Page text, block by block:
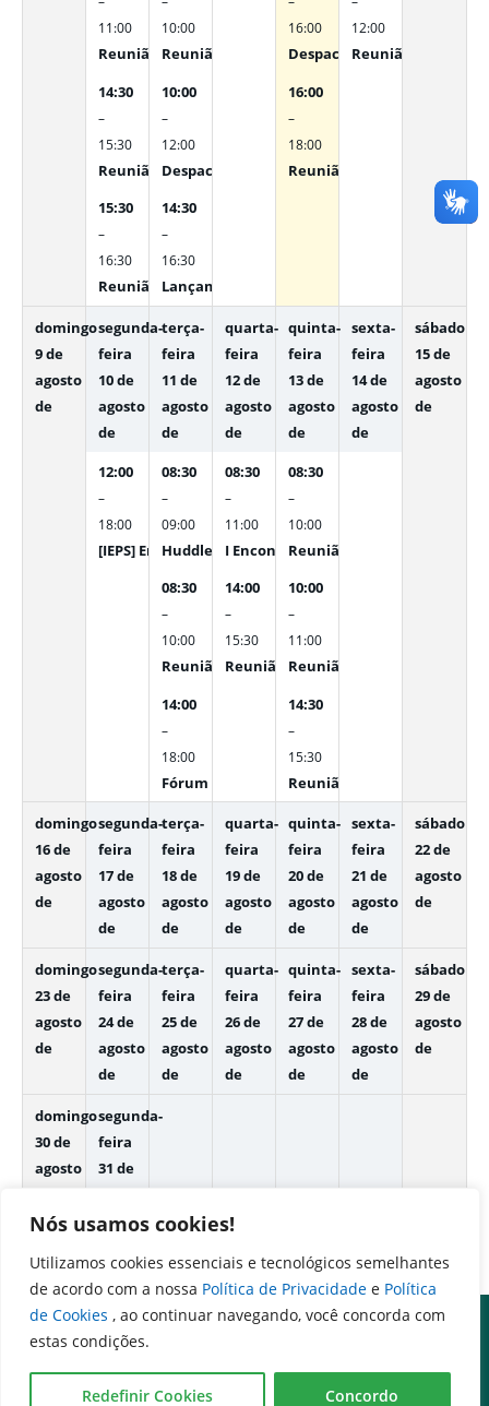
Nós usamos cookies!
Utilizamos cookies essenciais e tecnológicos semelhantes
de acordo com a nossa Política de Privacidade e Política
de Cookies , ao continuar navegando, você concorda com
estas condições.
Redefinir Cookies Concordo
11:00
Reunião com Bárbara Alencar Coelho - Diretora de
14:30
–
15:30
Reunião com Dr. Guilhermo - AGIR
15:30
–
16:30
Reunião com Jorge Meneses (Associação Beneficente
10:00
Reunião com Sec. Adjunto e Subsecretários
10:00
–
12:00
Despachos Internos
14:30
–
16:30
Lançamento da Gestão por competência SES
16:00
Despachos Internos
16:00
–
18:00
Reunião com equipe IHR
12:00
Reunião STAFF
domingo
9 de
agosto
de
segunda-
feira
10 de
agosto
de
12:00
–
18:00
[IEPS] Encontro | Jornada de Lideranças pela
terça-
feira
11 de
agosto
de
08:30
–
09:00
Huddle SES e SMS
08:30
–
10:00
Reunião com Sec. Adjunto e Subsecretários
14:00
–
18:00
Fórum das OSs
quarta-
feira
12 de
agosto
de
08:30
–
11:00
I Encontro Estadual de Saúde Bucal
14:00
–
15:30
Reunião - SANEAGO
quinta-
feira
13 de
agosto
de
08:30
–
10:00
Reunião com Sec. Adjunto
10:00
–
11:00
Reunião com Michele,
14:30
–
15:30
Reunião com equipe SUBCIC
sexta-
feira
14 de
agosto
de
sábado
15 de
agosto
de
domingo
16 de
agosto
de
segunda-
feira
17 de
agosto
de
terça-
feira
18 de
agosto
de
quarta-
feira
19 de
agosto
de
quinta-
feira
20 de
agosto
de
sexta-
feira
21 de
agosto
de
sábado
22 de
agosto
de
domingo
23 de
agosto
de
segunda-
feira
24 de
agosto
de
terça-
feira
25 de
agosto
de
quarta-
feira
26 de
agosto
de
quinta-
feira
27 de
agosto
de
sexta-
feira
28 de
agosto
de
sábado
29 de
agosto
de
domingo
30 de
agosto
segunda-
feira
31 de
agosto
de